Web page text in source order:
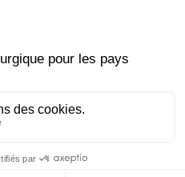
de son corps.
les morts,
qu’il avait dit cela ;
dite.